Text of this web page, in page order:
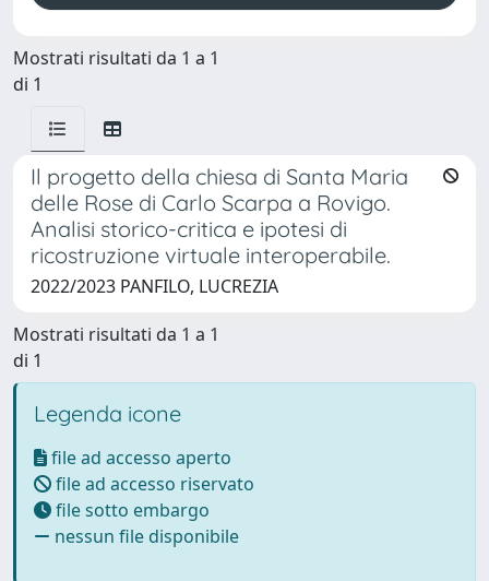
Mostrati risultati da 1 a 1
di 1
Il progetto della chiesa di Santa Maria
delle Rose di Carlo Scarpa a Rovigo.
Analisi storico-critica e ipotesi di
ricostruzione virtuale interoperabile.
2022/2023 PANFILO, LUCREZIA
Mostrati risultati da 1 a 1
di 1
Legenda icone
file ad accesso aperto
file ad accesso riservato
file sotto embargo
nessun file disponibile